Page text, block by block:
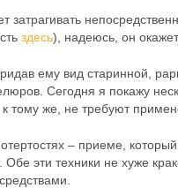
затрагивать
здесь), надеюсь, он
ему вид старинной,
Сегодня я покажу
тому же, не требуют
– приеме,
эти техники не хуже